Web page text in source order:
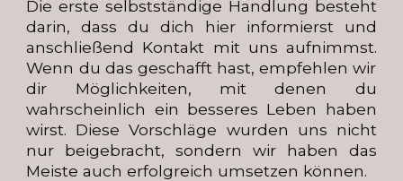
Die erste selbstständige Handlung besteht
darin, dass du dich hier informierst und
anschließend Kontakt mit uns aufnimmst.
Wenn du das geschafft hast, empfehlen wir
dir Möglichkeiten, mit denen du
wahrscheinlich ein besseres Leben haben
wirst. Diese Vorschläge wurden uns nicht
nur beigebracht, sondern wir haben das
Meiste auch erfolgreich umsetzen können.